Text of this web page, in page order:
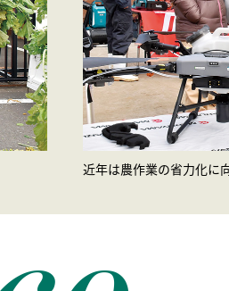
近年は農作業の省力化に